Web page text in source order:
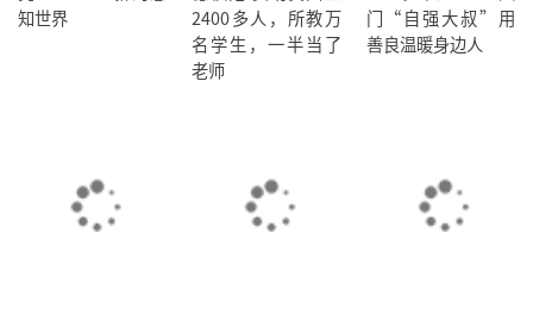
知世界
2400多人，所教万
名学生，一半当了
老师
门“自强大叔”用
善良温暖身边人